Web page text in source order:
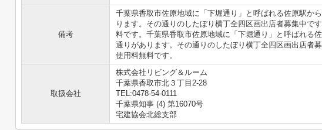
備考
千葉県香取市佐原地域に「下堀通り」と呼ばれる佐原駅か
ります。その通りのしたぼり横丁全四区画出店者募集中で
料です。千葉県香取市佐原地域に「下堀通り」と呼ばれる
通りがあります。その通りのしたぼり横丁全四区画出店者
使用料無料です。
取扱会社
株式会社リビング＆ルーム
千葉県香取市北３丁目2-28
TEL:0478-54-0111
千葉県知事 (4) 第16070号
宅建協会北総支部